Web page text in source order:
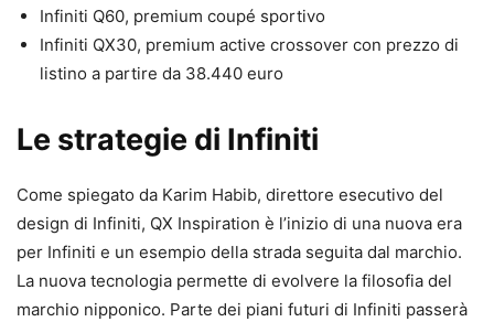
Infiniti Q60, premium coupé sportivo
Infiniti QX30, premium active crossover con prezzo di
listino a partire da 38.440 euro
Le strategie di Infiniti
Come spiegato da Karim Habib, direttore esecutivo del
design di Infiniti, QX Inspiration è l’inizio di una nuova era
per Infiniti e un esempio della strada seguita dal marchio.
La nuova tecnologia permette di evolvere la filosofia del
marchio nipponico. Parte dei piani futuri di Infiniti passerà